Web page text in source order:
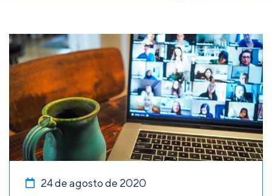
24 de agosto de 2020